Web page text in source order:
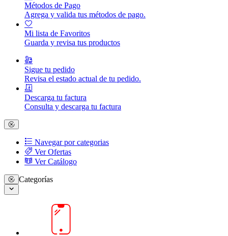
Métodos de Pago
Agrega y valida tus métodos de pago.
Mi lista de Favoritos
Guarda y revisa tus productos
Sigue tu pedido
Revisa el estado actual de tu pedido.
Descarga tu factura
Consulta y descarga tu factura
Navegar por categorias
Ver Ofertas
Ver Catálogo
Categorías